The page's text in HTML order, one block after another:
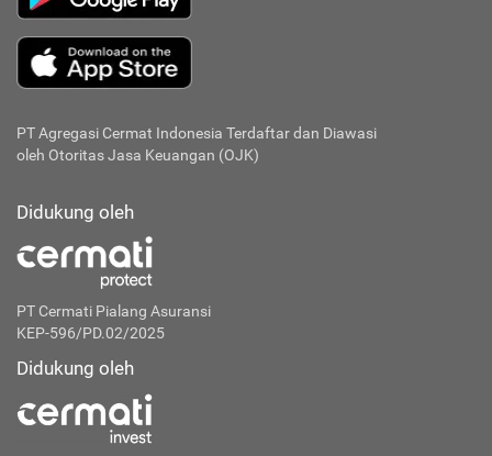
PT Agregasi Cermat Indonesia Terdaftar dan Diawasi
oleh Otoritas Jasa Keuangan (OJK)
Didukung oleh
PT Cermati Pialang Asuransi
KEP-596/PD.02/2025
Didukung oleh